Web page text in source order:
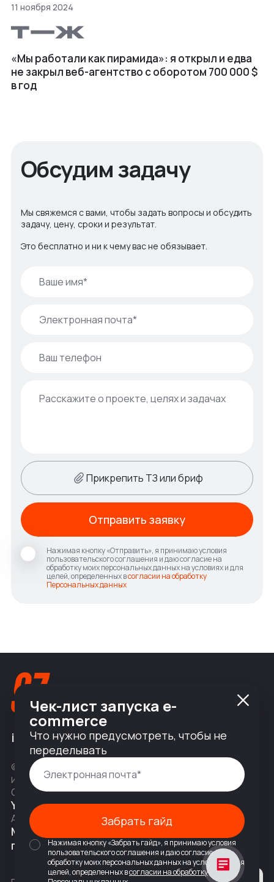
11 ноября 2024
«Мы работали как пирамида»: я открыл и едва
не закрыл веб⁠-⁠агентство с оборотом 700 000 $
в год
Обсудим задачу
Мы свяжемся с вами, чтобы задать вопросы и обсудить
задачу, цену, сроки и результат.
Это бесплатно и ни к чему вас не обязывает.
Прикрепить ТЗ или бриф
Нажимая кнопку «Отправить», я принимаю условия
пользовательского соглашения и даю согласие на
обработку моих персональных данных на условиях и для
целей, определенных всогласии на обработку
Персональных данных
Отправить заявку
info@nineseven.ru
© 2010 — 2026 ООО «Найнсевен», УНП 191376768,
ИНН 9710142077, КПП 771001001, ОГРН 1247700831377
Соц сети
YouTubeНаписать в Telegram
Адрес
Москва, 2-я Тверская-Ямская 18,
помещ. 7/2
Чек-лист запуска e-
commerce
Что нужно предусмотреть, чтобы не
переделывать
Забрать гайд
Нажимая кнопку «Забрать гайд», я принимаю условия
пользовательского соглашения и даю согласие на
обработку моих персональных данных на условиях и для
целей, определенных всогласии на обработку